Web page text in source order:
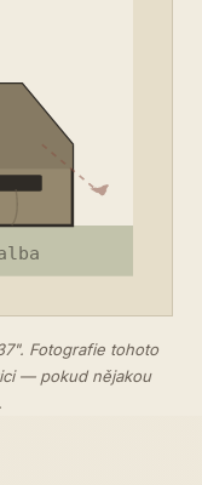
Fotografie tohoto
— pokud nějakou